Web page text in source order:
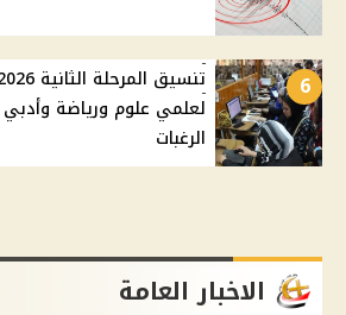
6
لعلمي علوم ورياضة
الرغبات
الاخبار العامة